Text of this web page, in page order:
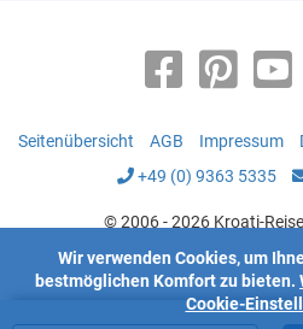
Seitenübersicht AGB Impressum
+49 (0) 9363 5335
© 2006 - 2026 Kroati-
Wir verwenden Cookies, um
bestmöglichen Komfort zu bieten.
Cookie-